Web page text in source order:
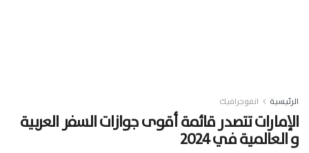
الرئيسية انفوجرافيك
الإمارات تتصدر قائمة أقوى جوازات السفر العربية
و العالمية في 2024